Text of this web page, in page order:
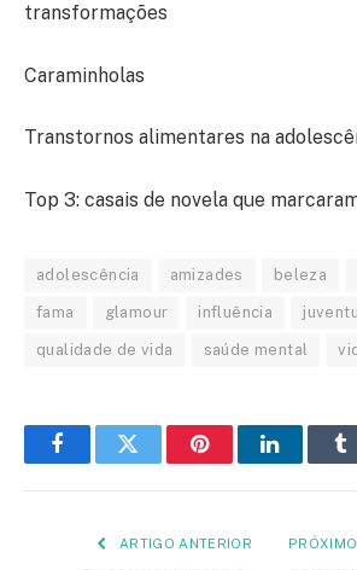
transformações
Caraminholas
Transtornos alimentares na
Top 3: casais de novela que
adolescência amizades beleza
fama glamour influência
qualidade de vida saúde mental
FacebookTwitter PinterestLinkedIn
ARTIGO ANTERIOR